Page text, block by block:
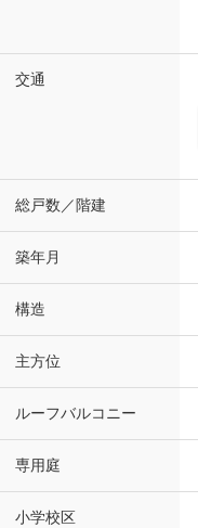
交通
総戸数／階建
築年月
構造
主方位
ルーフバルコニー
専用庭
小学校区